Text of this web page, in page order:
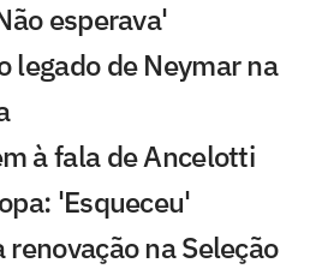
esperava'
legado de Neymar na
à fala de Ancelotti
'Esqueceu'
na Seleção